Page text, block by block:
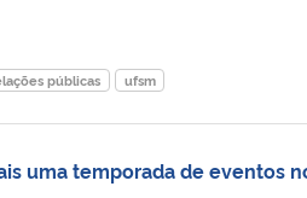
públicas ufsm
uma temporada de eventos